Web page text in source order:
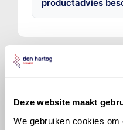
Deze website maakt
We gebruiken cookies
productadvies
©OlyslagerAlle rechten
informatie mag noch
gereproduceerd,